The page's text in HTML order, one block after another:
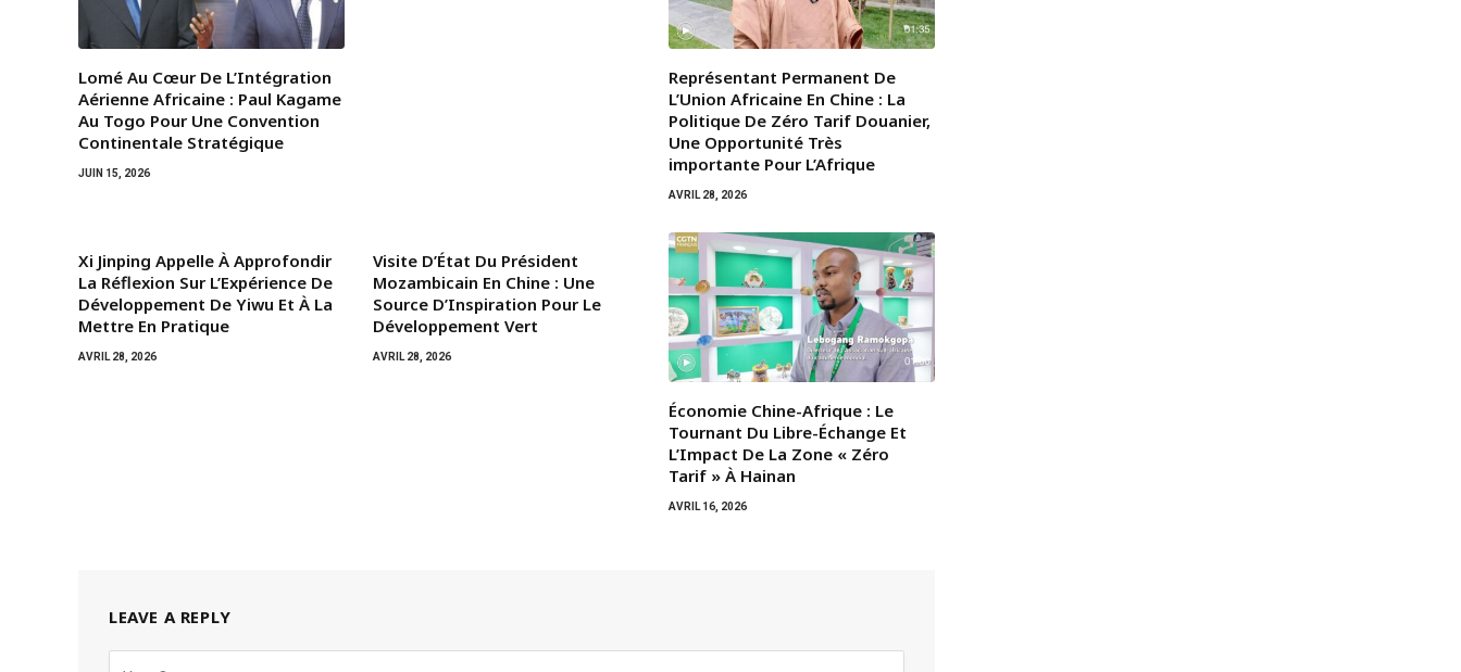
Lomé Au Cœur De L’Intégration
Aérienne Africaine : Paul Kagame
Au Togo Pour Une Convention
Continentale Stratégique
JUIN 15, 2026
Représentant Permanent De
L’Union Africaine En Chine : La
Politique De Zéro Tarif Douanier,
Une Opportunité Très
importante Pour L’Afrique
AVRIL 28, 2026
Xi Jinping Appelle À Approfondir
La Réflexion Sur L’Expérience De
Développement De Yiwu Et À La
Mettre En Pratique
AVRIL 28, 2026
Visite D’État Du Président
Mozambicain En Chine : Une
Source D’Inspiration Pour Le
Développement Vert
AVRIL 28, 2026
Économie Chine-Afrique : Le
Tournant Du Libre-Échange Et
L’Impact De La Zone « Zéro
Tarif » À Hainan
AVRIL 16, 2026
LEAVE A REPLY